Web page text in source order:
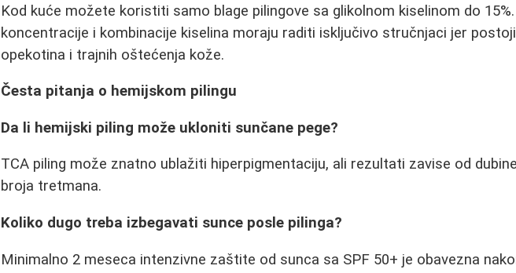
Kod kuće možete koristiti samo blage pilingove sa glikolnom kiselinom do
koncentracije i kombinacije kiselina moraju raditi isključivo stručnjaci jer
opekotina i trajnih oštećenja kože.
Česta pitanja o hemijskom pilingu
Da li hemijski piling može ukloniti sunčane pege?
TCA piling može znatno ublažiti hiperpigmentaciju, ali rezultati zavise od
broja tretmana.
Koliko dugo treba izbegavati sunce posle pilinga?
Minimalno 2 meseca intenzivne zaštite od sunca sa SPF 50+ je obavezna